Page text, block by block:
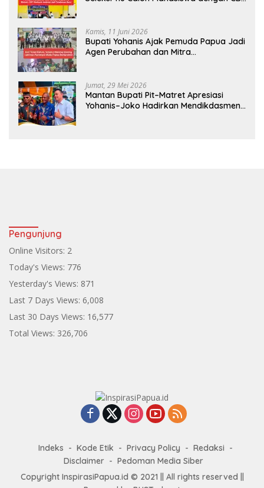
Kamis, 11 Juni 2026
Bupati Yohanis Ajak Pemuda Papua Jadi
Agen Perubahan dan Mitra
Jumat, 29 Mei 2026
Mantan Bupati Pit–Matret Apresiasi
Yohanis–Joko Hadirkan Mendikdasmen
Pengunjung
Online Visitors: 2
Today's Views: 776
Yesterday's Views: 871
Last 7 Days Views: 6,008
Last 30 Days Views: 16,577
Total Views: 326,706
Indeks Kode Etik Privacy Policy
Redaksi
Disclaimer
Pedoman Media Siber
Copyright InspirasiPapua.id © 2021 || All rights reserved ||